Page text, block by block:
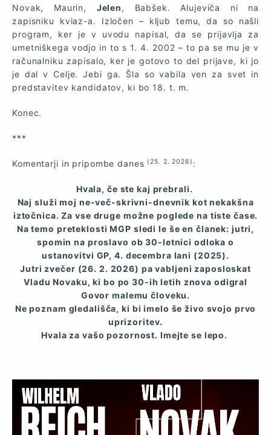
Novak, Maurin, Jelen, Babšek. Alujeviča ni na
zapisniku kviaz-a. Izločen – kljub temu, da so našli
program, ker je v uvodu napisal, da se prijavlja za
umetniškega vodjo in to s 1. 4. 2002 – to pa se mu je v
računalniku zapisalo, ker je gotovo to del prijave, ki jo
je dal v Celje. Jebi ga. Šla so vabila ven za svet in
predstavitev kandidatov, ki bo 18. t. m.
Konec.
***
Komentarji in pripombe danes (25. 2. 2026) :
Hvala, če ste kaj prebrali.
Naj služi moj ne-več-skrivni-dnevnik kot nekakšna
iztočnica. Za vse druge možne poglede na tiste čase.
Na temo preteklosti MGP sledi le še en članek: jutri,
spomin na proslavo ob 30-letnici odloka o
ustanovitvi GP, 4. decembra lani (2025).
Jutri zvečer (26. 2. 2026) pa vabljeni zaposloskat
Vladu Novaku, ki bo po 30-ih letih znova odigral
Govor malemu človeku.
Ne poznam gledališča, ki bi imelo še živo svojo prvo
uprizoritev.
Hvala za vašo pozornost. Imejte se lepo.